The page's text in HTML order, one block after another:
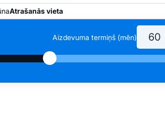
Atrašanās vieta
Aizdevuma termiņš (mēn)